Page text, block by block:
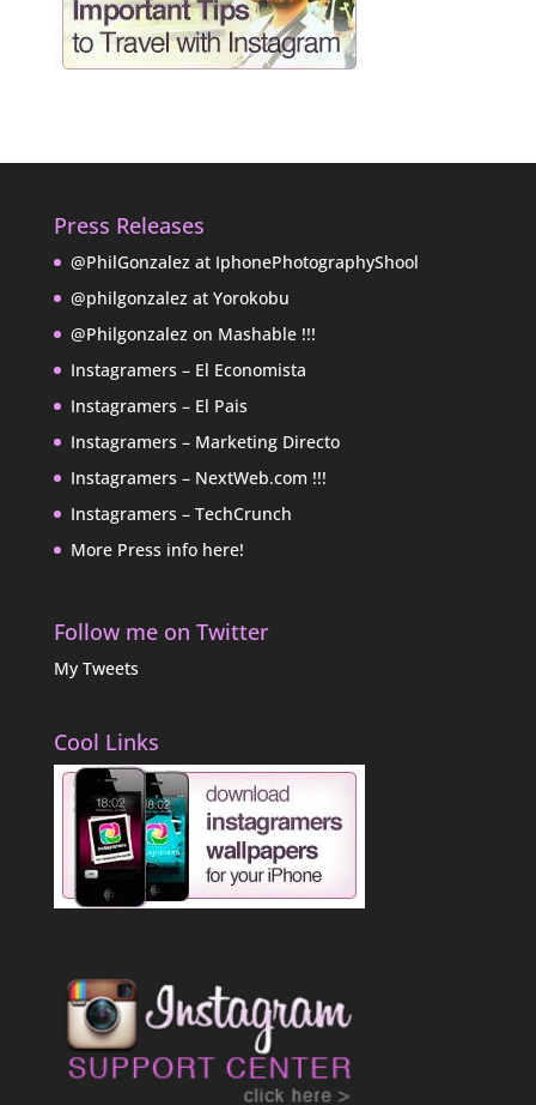
Press Releases
@PhilGonzalez at IphonePhotographyShool
@philgonzalez at Yorokobu
@Philgonzalez on Mashable !!!
Instagramers – El Economista
Instagramers – El Pais
Instagramers – Marketing Directo
Instagramers – NextWeb.com !!!
Instagramers – TechCrunch
More Press info here!
Follow me on Twitter
My Tweets
Cool Links